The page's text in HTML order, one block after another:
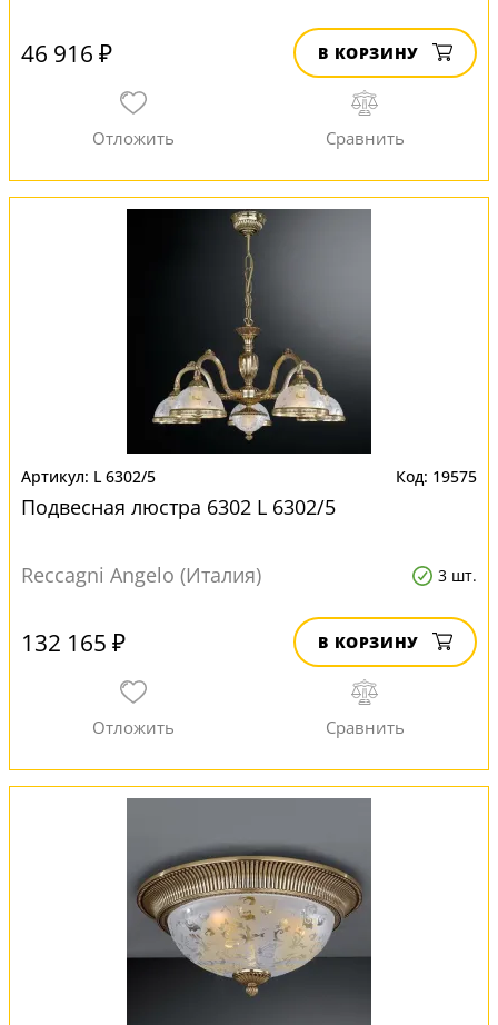
46 916 ₽ В КОРЗИНУ
L 6302/5 19575
Подвесная люстра 6302 L 6302/5
Reccagni Angelo (Италия) 3 шт.
132 165 ₽ В КОРЗИНУ